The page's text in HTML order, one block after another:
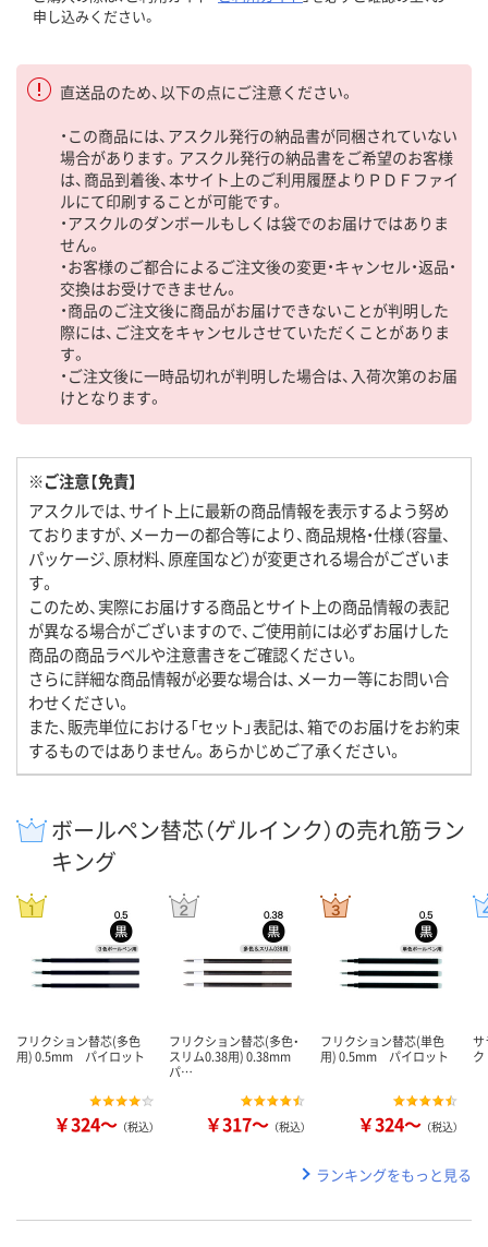
申し込みください。
直送品のため、以下の点にご注意ください。
・この商品には、アスクル発行の納品書が同梱されていない
場合があります。アスクル発行の納品書をご希望のお客様
は、商品到着後、本サイト上のご利用履歴よりＰＤＦファイ
ルにて印刷することが可能です。
・アスクルのダンボールもしくは袋でのお届けではありま
せん。
・お客様のご都合によるご注文後の変更・キャンセル・返品・
交換はお受けできません。
・商品のご注文後に商品がお届けできないことが判明した
際には、ご注文をキャンセルさせていただくことがありま
す。
・ご注文後に一時品切れが判明した場合は、入荷次第のお届
けとなります。
※ご注意【免責】
アスクルでは、サイト上に最新の商品情報を表示するよう努め
ておりますが、メーカーの都合等により、商品規格・仕様（容量、
パッケージ、原材料、原産国など）が変更される場合がございま
す。
このため、実際にお届けする商品とサイト上の商品情報の表記
が異なる場合がございますので、ご使用前には必ずお届けした
商品の商品ラベルや注意書きをご確認ください。
さらに詳細な商品情報が必要な場合は、メーカー等にお問い合
わせください。
また、販売単位における「セット」表記は、箱でのお届けをお約束
するものではありません。あらかじめご了承ください。
ボールペン替芯（ゲルインク）の売れ筋ラン
キング
フリクション替芯(多色
用) 0.5mm パイロット
￥324～ （税込）
フリクション替芯(多色・
スリム0.38用) 0.38mm
パ…
￥317～ （税込）
フリクション替芯(単色
用) 0.5mm パイロット
￥324～ （税込）
ランキングをもっと見る